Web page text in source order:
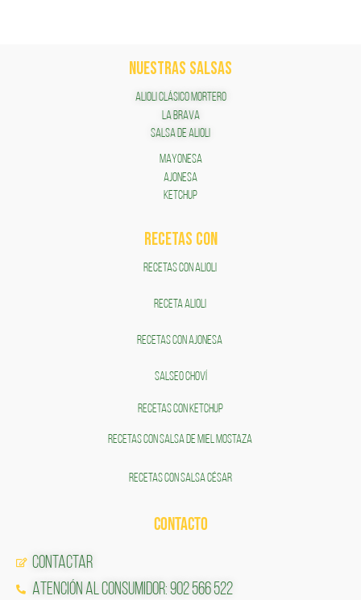
NUESTRAS SALSAS
ALIOLI CLÁSICO MORTERO
LA BRAVA
SALSA DE ALIOLI
MAYONESA
AJONESA
KETCHUP
RECETAS COn
RECETAS CON ALIOLI
RECETA ALIOLI
RECETAS CON AJONESA
SALSEO CHOVÍ
RECETAS CON KETCHUP
RECETAS CON SALSA DE MIEL MOSTAZA
RECETAS CON SALSA CÉSAR
CONTACTO
Contactar
Atención al Consumidor: 902 566 522